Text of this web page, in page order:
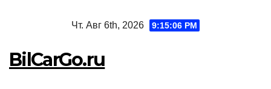
Чт. Авг 6th, 2026 9:15:07 PM
BilCarGo.ru